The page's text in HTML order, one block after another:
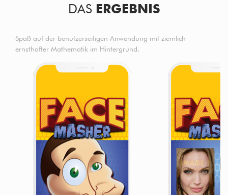
DAS ERGEBNIS
Spaß auf der benutzerseitigen Anwendung mit ziemlich
ernsthafter Mathematik im Hintergrund.